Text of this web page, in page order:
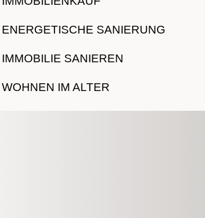
ENERGETISCHE SANIERUNG
IMMOBILIE SANIEREN
WOHNEN IM ALTER